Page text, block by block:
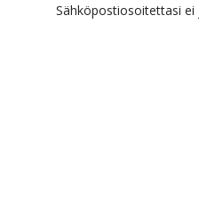
Sähköpostiosoitettasi ei